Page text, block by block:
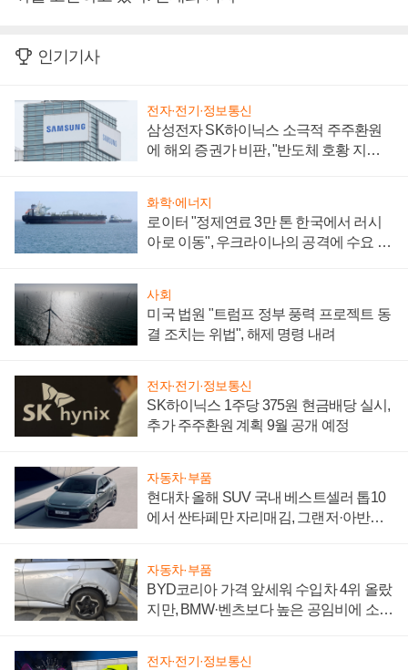
인기기사
전자·전기·정보통신
삼성전자 SK하이닉스 소극적 주주환원
에 해외 증권가 비판, "반도체 호황 지속
화학·에너지
로이터 "정제연료 3만 톤 한국에서 러시
아로 이동", 우크라이나의 공격에 수요 늘
사회
미국 법원 "트럼프 정부 풍력 프로젝트 동
결 조치는 위법", 해제 명령 내려
전자·전기·정보통신
SK하이닉스 1주당 375원 현금배당 실시,
추가 주주환원 계획 9월 공개 예정
자동차·부품
현대차 올해 SUV 국내 베스트셀러 톱10
에서 싼타페만 자리매김, 그랜저·아반떼
자동차·부품
BYD코리아 가격 앞세워 수입차 4위 올랐
지만, BMW·벤츠보다 높은 공임비에 소비
전자·전기·정보통신